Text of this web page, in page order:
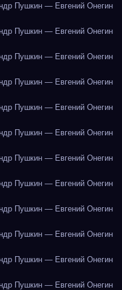
Пушкин — Евгений Онегин
Пушкин — Евгений Онегин
Пушкин — Евгений Онегин
Пушкин — Евгений Онегин
Пушкин — Евгений Онегин
Пушкин — Евгений Онегин
Пушкин — Евгений Онегин
Пушкин — Евгений Онегин
Пушкин — Евгений Онегин
Пушкин — Евгений Онегин
Пушкин — Евгений Онегин
Пушкин — Евгений Онегин